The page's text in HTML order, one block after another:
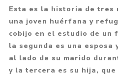
Esta es la historia de tres
una joven huérfana y
cobijo en el estudio de un
la segunda es una esposa
al lado de su marido
y la tercera es su hija,